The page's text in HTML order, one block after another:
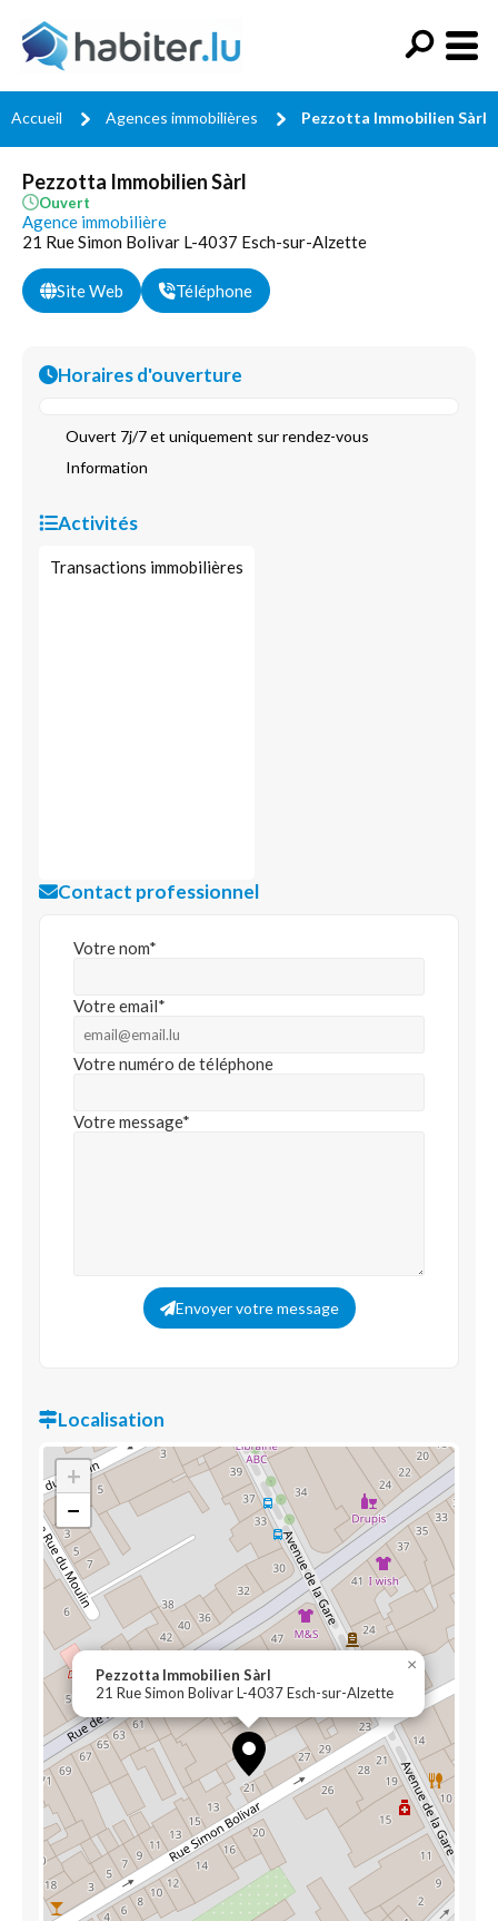
Accueil Agences immobilières Pezzotta Immobilien Sàrl
Pezzotta Immobilien Sàrl
Ouvert
Agence immobilière
21 Rue Simon Bolivar L-4037 Esch-sur-Alzette
Site Web Téléphone
Horaires d'ouverture
Ouvert 7j/7 et uniquement sur rendez-vous
Information
Activités
Transactions immobilières
Contact professionnel
Votre nom*
Votre email*
Votre numéro de téléphone
Votre message*
Envoyer votre message
Localisation
Pezzotta Immobilien Sàrl
21 Rue Simon Bolivar L-4037 Esch-sur-Alzette
×
+
−